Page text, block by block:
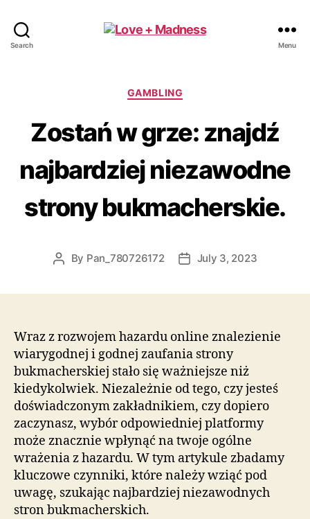
Search Menu
GAMBLING
Zostań w grze: znajdź
najbardziej niezawodne
strony bukmacherskie.
By Pan_780726172 July 3, 2023
Wraz z rozwojem hazardu online znalezienie
wiarygodnej i godnej zaufania strony
bukmacherskiej stało się ważniejsze niż
kiedykolwiek. Niezależnie od tego, czy jesteś
doświadczonym zakładnikiem, czy dopiero
zaczynasz, wybór odpowiedniej platformy
może znacznie wpłynąć na twoje ogólne
wrażenia z hazardu. W tym artykule zbadamy
kluczowe czynniki, które należy wziąć pod
uwagę, szukając najbardziej niezawodnych
stron bukmacherskich.